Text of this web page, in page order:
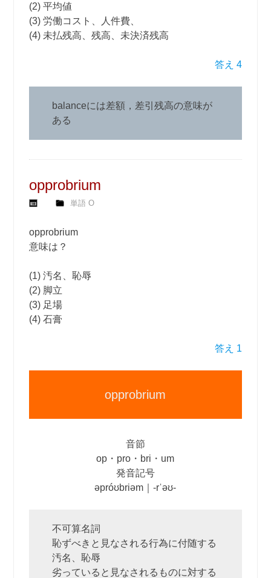
(2) 平均値
(3) 労働コスト、人件費、
(4) 未払残高、残高、未決済残高
答え 4
balanceには差額，差引残高の意味が
ある
opprobrium
単語 O
opprobrium
意味は？
(1) 汚名、恥辱
(2) 脚立
(3) 足場
(4) 石膏
答え 1
opprobrium
音節
op・pro・bri・um
発音記号
əpróʊbriəm｜‐rˈəʊ‐
不可算名詞
恥ずべきと見なされる行為に付随する
汚名、恥辱
劣っていると見なされるものに対する